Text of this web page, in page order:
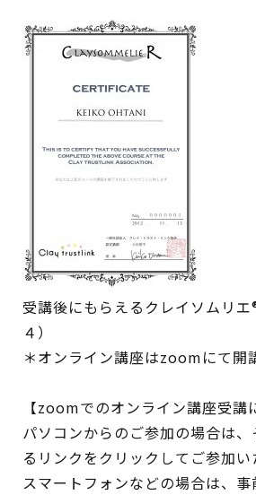
受講後にもらえるクレイソムリ
４）
＊オンライン講座はzoomにて開
【zoomでのオンライン講座受講
パソコンからのご参加の場合は
るリンクをクリックしてご参加い
スマートフォンなどの場合は、